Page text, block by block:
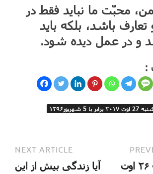
محبّت ما نباید فقط در
باشد، بلکه باید
و در عمل دیده شود.
:
5 شهریور۱۳۹۶
آیه قوت شنبه ۲۶ اوت
NEXT ARTICLE
آیا زندگی بیش از این